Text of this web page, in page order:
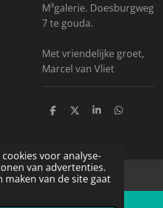
voor analyse-
van advertenties.
van de site gaat
M³galerie. Doesburgweg
7 te gouda.
Met vriendelijke groet,
Marcel van Vliet
D
n
D
S
e
D